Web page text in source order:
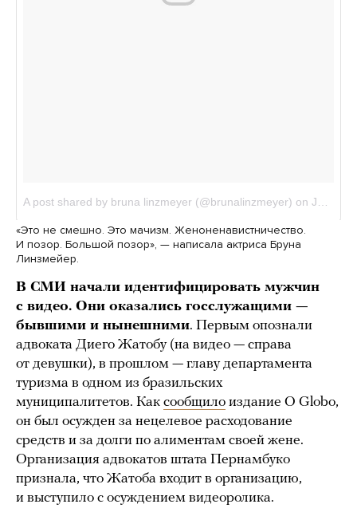
«Это не смешно. Это мачизм. Женоненавистничество.
И позор. Большой позор», — написала актриса Бруна
Линзмейер.
В СМИ начали идентифицировать мужчин
с видео. Они оказались госслужащими —
бывшими и нынешними. Первым опознали
адвоката Диего Жатобу (на видео — справа
от девушки), в прошлом — главу департамента
туризма в одном из бразильских
муниципалитетов. Как сообщило издание O Globo,
он был осужден за нецелевое расходование
средств и за долги по алиментам своей жене.
Организация адвокатов штата Пернамбуко
признала, что Жатоба входит в организацию,
и выступило с осуждением видеоролика.